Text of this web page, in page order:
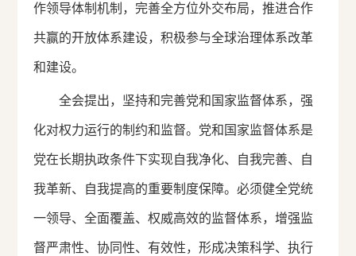
作领导体制机制，完善全方位外交布局，推进合作
共赢的开放体系建设，积极参与全球治理体系改革
和建设。
全会提出，坚持和完善党和国家监督体系，强
化对权力运行的制约和监督。党和国家监督体系是
党在长期执政条件下实现自我净化、自我完善、自
我革新、自我提高的重要制度保障。必须健全党统
一领导、全面覆盖、权威高效的监督体系，增强监
督严肃性、协同性、有效性，形成决策科学、执行